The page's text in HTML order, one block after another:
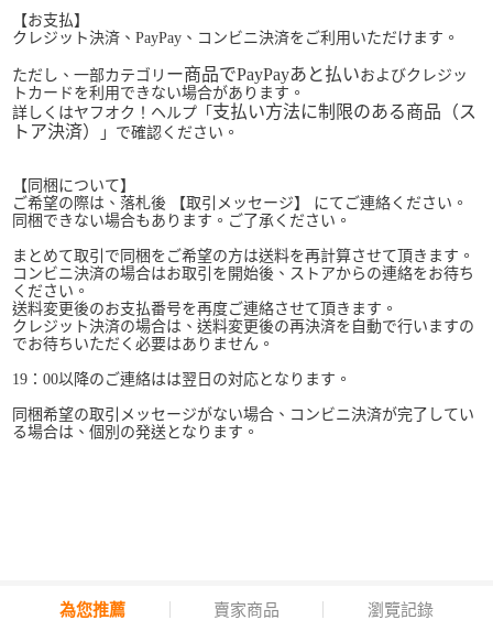
【お支払】
クレジット決済、PayPay、コンビニ決済をご利用いただけます。
ただし、一部カテゴリ ー商品でPayPayあと払いおよびクレジッ
トカードを利用できない場合があります。
詳しくはヤフオク！ヘルプ「 支払い方法に制限のある商品（ス
トア決済）
」で確認ください。
【同梱について】
ご希望の際は、落札後 【取引メッセージ】 にてご連絡ください。
同梱できない場合もあります。ご了承ください。
まとめて取引で同梱をご希望の方は送料を再計算させて頂きます。
コンビニ決済の場合はお取引を開始後、ストアからの連絡をお待ち
ください。
送料変更後のお支払番号を再度ご連絡させて頂きます。
クレジット決済の場合は、送料変更後の再決済を自動で行いますの
でお待ちいただく必要はありません。
19：00以降のご連絡はは翌日の対応となります。
同梱希望の取引メッセージがない場合、コンビニ決済が完了してい
る場合は、個別の発送となります。
為您推薦 賣家商品 瀏覽記錄